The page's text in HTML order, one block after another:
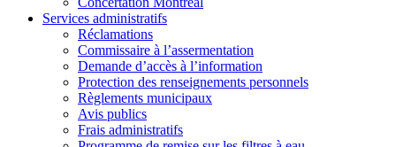
Services administratifs
Réclamations
Commissaire à l’assermentation
Demande d’accès à l’information
Protection des renseignements personnels
Règlements municipaux
Avis publics
Frais administratifs